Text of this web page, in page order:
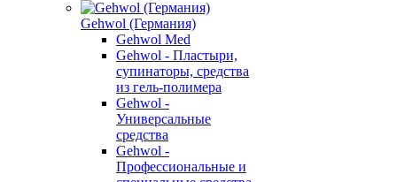
Gehwol (Германия)
Gehwol Med
Gehwol - Пластыри,
супинаторы, средства
из гель-полимера
Gehwol -
Универсальные
средства
Gehwol -
Профессиональные и